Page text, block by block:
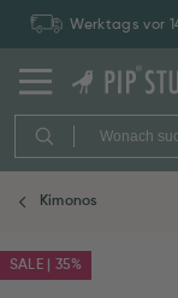
Werktags vor
Kimonos
SALE | 35%